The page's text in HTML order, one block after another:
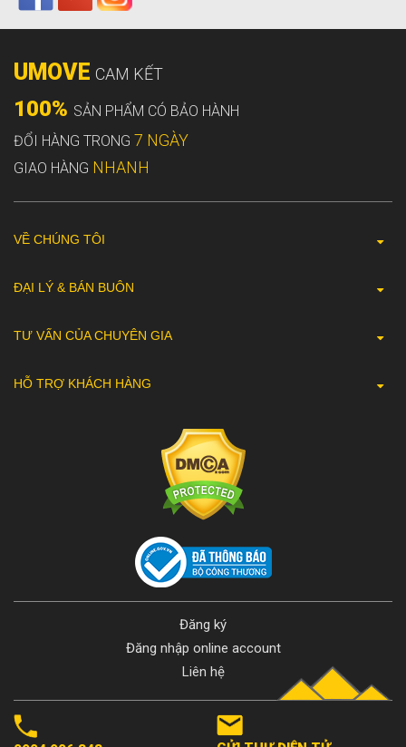
UMOVE CAM KẾT
100% SẢN PHẨM CÓ BẢO HÀNH
ĐỔI HÀNG TRONG 7 NGÀY
GIAO HÀNG NHANH
VỀ CHÚNG TÔI
ĐẠI LÝ & BÁN BUÔN
TƯ VẤN CỦA CHUYÊN GIA
HỖ TRỢ KHÁCH HÀNG
Đăng ký
Đăng nhập online account
Liên hệ